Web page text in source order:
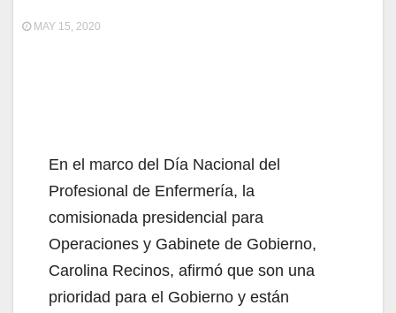
MAY 15, 2020
En el marco del Día Nacional del
Profesional de Enfermería, la
comisionada presidencial para
Operaciones y Gabinete de Gobierno,
Carolina Recinos, afirmó que son una
prioridad para el Gobierno y están